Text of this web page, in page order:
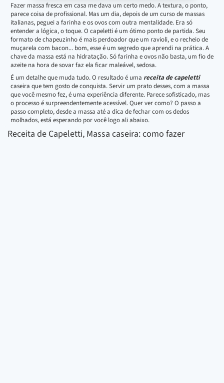
Fazer massa fresca em casa me dava um certo medo. A textura, o ponto,
parece coisa de profissional. Mas um dia, depois de um curso de massas
italianas, peguei a farinha e os ovos com outra mentalidade. Era só
entender a lógica, o toque. O capeletti é um ótimo ponto de partida. Seu
formato de chapeuzinho é mais perdoador que um ravioli, e o recheio de
muçarela com bacon... bom, esse é um segredo que aprendi na prática. A
chave da massa está na hidratação. Só farinha e ovos não basta, um fio de
azeite na hora de sovar faz ela ficar maleável, sedosa.
É um detalhe que muda tudo. O resultado é uma receita de capeletti
caseira que tem gosto de conquista. Servir um prato desses, com a massa
que você mesmo fez, é uma experiência diferente. Parece sofisticado, mas
o processo é surpreendentemente acessível. Quer ver como? O passo a
passo completo, desde a massa até a dica de fechar com os dedos
molhados, está esperando por você logo ali abaixo.
Receita de Capeletti, Massa caseira: como fazer